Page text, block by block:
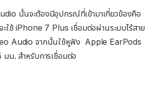
นั้นจะต้องมีอุปกรณ์ที่เข้ามาเกี่ยวข้องคือ
ะใช้ iPhone 7 Plus เชื่อมต่อผ่านระบบไร้สาย
Audio จากนั้นใช้หูฟัง Apple EarPods
ม. สำหรับการเชื่อมต่อ